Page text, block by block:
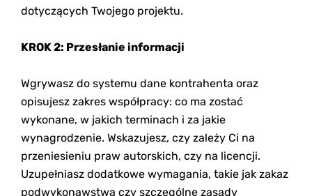
dotyczących Twojego projektu.
KROK 2: Przesłanie informacji
Wgrywasz do systemu dane kontrahenta oraz
opisujesz zakres współpracy: co ma zostać
wykonane, w jakich terminach i za jakie
wynagrodzenie. Wskazujesz, czy zależy Ci na
przeniesieniu praw autorskich, czy na licencji.
Uzupełniasz dodatkowe wymagania, takie jak zakaz
podwykonawstwa czy szczególne zasady